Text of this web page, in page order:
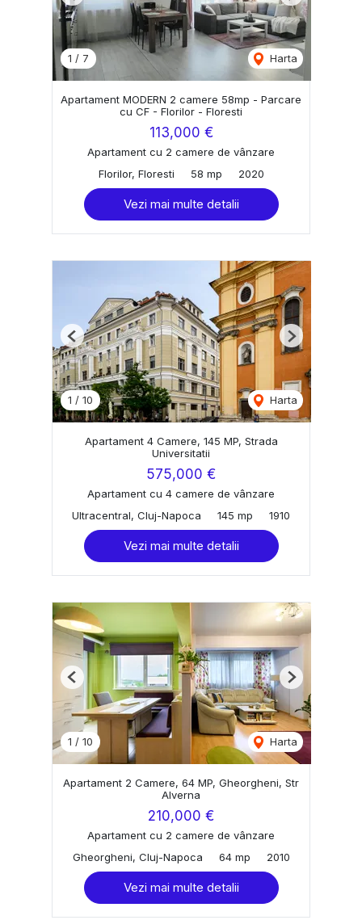
1 / 7 Harta
Apartament MODERN 2 camere 58mp - Parcare
cu CF - Florilor - Floresti
113,000 €
Apartament cu 2 camere de vânzare
Florilor, Floresti
58 mp 2020
Vezi mai multe detalii
1 / 10 Harta
Previous Next
Apartament 4 Camere, 145 MP, Strada
Universitatii
575,000 €
Apartament cu 4 camere de vânzare
Ultracentral, Cluj-Napoca
145 mp 1910
Vezi mai multe detalii
1 / 10 Harta
Previous Next
Apartament 2 Camere, 64 MP, Gheorgheni, Str
Alverna
210,000 €
Apartament cu 2 camere de vânzare
Gheorgheni, Cluj-Napoca
64 mp 2010
Vezi mai multe detalii